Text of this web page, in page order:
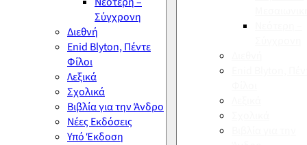
Σύγχρονη
Διεθνή
Enid Blyton, Πέντε
Φίλοι
Λεξικά
Σχολικά
Βιβλία για την Άνδρο
Νέες Εκδόσεις
Υπό Έκδοση